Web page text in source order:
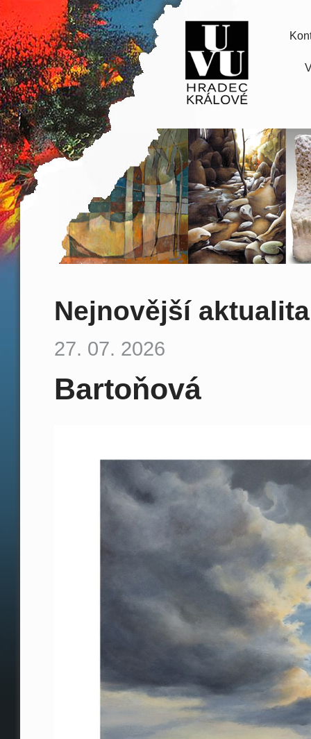
Nejnovější
27. 07. 2026
Bartoňová